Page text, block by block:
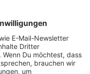
Slogans wie
die Menschen dazu
in die Eimer zu